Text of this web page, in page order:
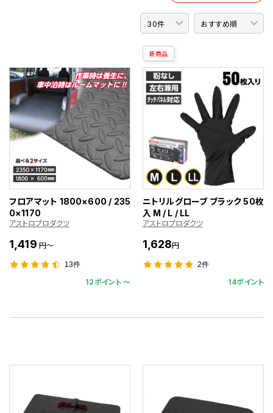
フロアマット 1800×600 / 235
0×1170
アストロプロダクツ
1,419 円～
13件
12ポイント 〜
新商品
ニトリルグローブ ブラック 50枚
入 M / L / LL
アストロプロダクツ
1,628円
2件
14ポイント